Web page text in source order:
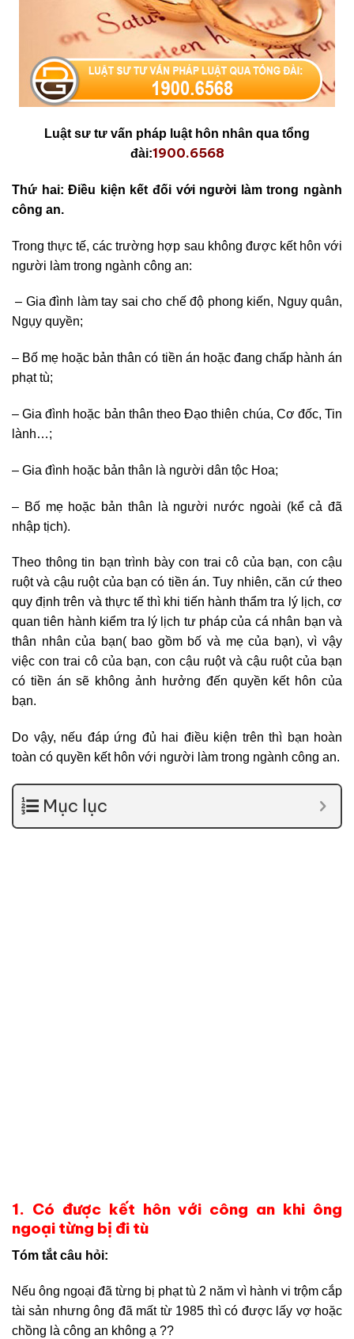
Luật sư tư vấn pháp luật hôn nhân qua tổng
đài:1900.6568
Thứ hai: Điều kiện kết đối với người làm trong ngành
công an.
Trong thực tế, các trường hợp sau không được kết hôn với
người làm trong ngành công an:
– Gia đình làm tay sai cho chế độ phong kiến, Nguy quân,
Ngụy quyền;
– Bố mẹ hoặc bản thân có tiền án hoặc đang chấp hành án
phạt tù;
– Gia đình hoặc bản thân theo Đạo thiên chúa, Cơ đốc, Tin
lành…;
– Gia đình hoặc bản thân là người dân tộc Hoa;
– Bố mẹ hoặc bản thân là người nước ngoài (kể cả đã
nhập tịch).
Theo thông tin bạn trình bày con trai cô của bạn, con cậu
ruột và cậu ruột của bạn có tiền án. Tuy nhiên, căn cứ theo
quy định trên và thực tế thì khi tiến hành thẩm tra lý lịch, cơ
quan tiên hành kiểm tra lý lịch tư pháp của cá nhân bạn và
thân nhân của bạn( bao gồm bố và mẹ của bạn), vì vậy
việc con trai cô của bạn, con cậu ruột và cậu ruột của bạn
có tiền án sẽ không ảnh hưởng đến quyền kết hôn của
bạn.
Do vậy, nếu đáp ứng đủ hai điều kiện trên thì bạn hoàn
toàn có quyền kết hôn với người làm trong ngành công an.
Mục lục
1. Có được kết hôn với công an khi ông
ngoại từng bị đi tù
Tóm tắt câu hỏi:
Nếu ông ngoại đã từng bị phạt tù 2 năm vì hành vi trộm cắp
tài sản nhưng ông đã mất từ 1985 thì có được lấy vợ hoặc
chồng là công an không ạ ??